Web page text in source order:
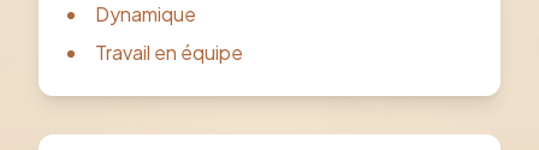
Dynamique
Travail en équipe